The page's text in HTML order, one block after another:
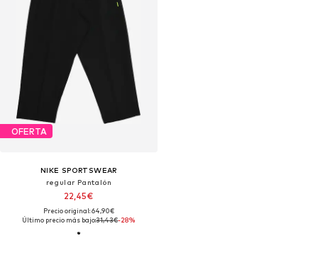
OFERTA
NIKE SPORTSWEAR
regular Pantalón
22,45€
Precio original: 64,90€
Último precio más bajo:31,43€-28%